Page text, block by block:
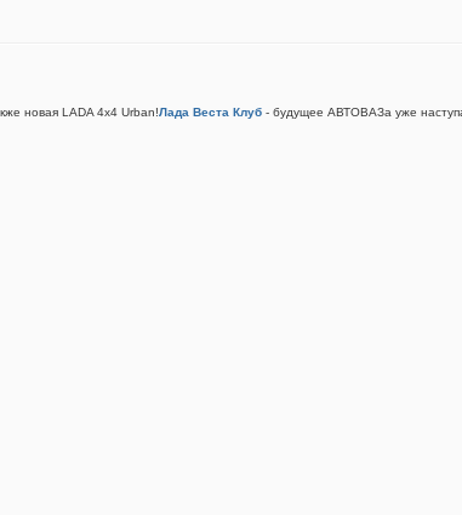
новая LADA 4x4 Urban!Лада Веста Клуб - будущее АВТОВАЗа уже